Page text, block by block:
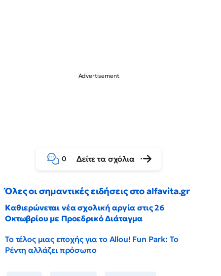
0 Δείτε τα σχόλια
Όλες οι σημαντικές ειδήσεις στο alfavita.gr
Καθιερώνεται νέα σχολική αργία στις 26
Οκτωβρίου με Προεδρικό Διάταγμα
Το τέλος μιας εποχής για το Allou! Fun Park: Το
Ρέντη αλλάζει πρόσωπο